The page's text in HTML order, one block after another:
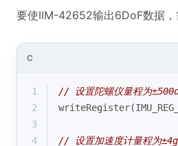
要使IIM-42652输出6DoF数据，
C
1
// 设置陀螺仪量程为
2
3
4
// 设置加速度计量程为